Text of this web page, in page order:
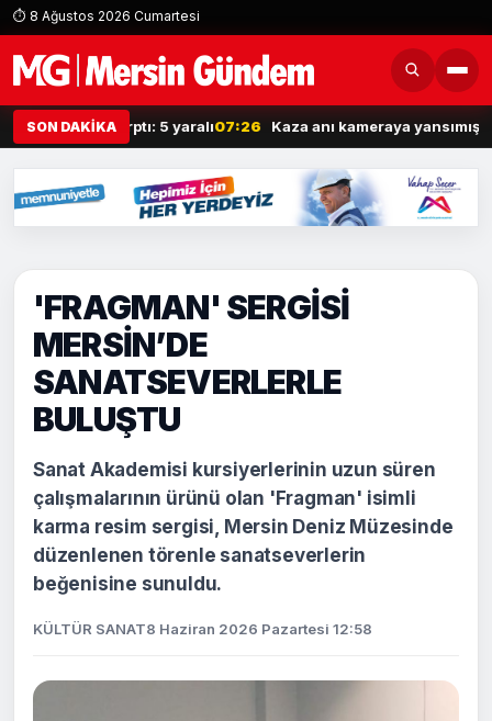
⏱ 8 Ağustos 2026 Cumartesi
SON DAKİKA
araca çarptı: 5 yaralı 07:26 Kaza anı kameraya yansımıştı:
'FRAGMAN' SERGİSİ
MERSİN’DE
SANATSEVERLERLE
BULUŞTU
Sanat Akademisi kursiyerlerinin uzun süren
çalışmalarının ürünü olan 'Fragman' isimli
karma resim sergisi, Mersin Deniz Müzesinde
düzenlenen törenle sanatseverlerin
beğenisine sunuldu.
KÜLTÜR SANAT8 Haziran 2026 Pazartesi 12:58